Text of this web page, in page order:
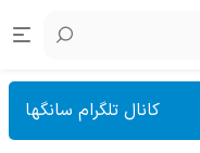
کانال تلگرام سانگها